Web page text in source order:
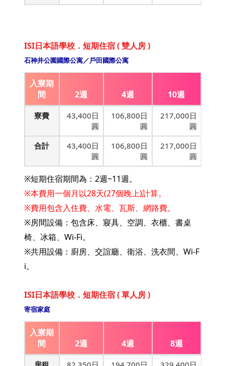
ISI日本語學校．短期住宿 ( 雙人房 )
石神井公園國際公寓／戶田國際公寓
入寮期
間
2週 4週 10週
寮費
43,400日
圓
106,800日
圓
217,000日
圓
合計
43,400日
圓
106,800日
圓
217,000日
圓
※短期住宿期間為：2週~11週。
※本費用一個月以28天(27個晚上)計算。
※費用包含入住費、水電、瓦斯、網路費。
※房間設備：包含床、寢具、空調、衣櫃、書桌
椅、冰箱、Wi-Fi。
※共用設備：廚房、交誼廳、衛浴、洗衣間、Wi-F
i。
ISI日本語學校．短期住宿 ( 單人房 )
寄宿家庭
入寮期
間
2週 4週 8週